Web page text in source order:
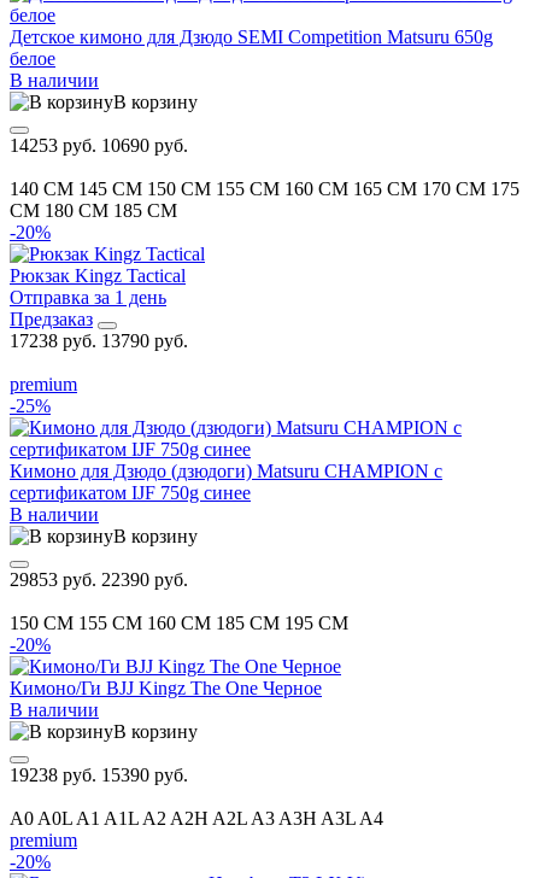
Детское кимоно для Дзюдо SEMI Competition Matsuru 650g
белое
В наличии
В корзину
14253 руб. 10690 руб.
140 CM 145 CM 150 CM 155 CM 160 CM 165 CM 170 CM 175
CM 180 CM 185 CM
-20%
Рюкзак Kingz Tactical
Отправка за 1 день
Предзаказ
17238 руб. 13790 руб.
premium
-25%
Кимоно для Дзюдо (дзюдоги) Matsuru CHAMPION с
сертификатом IJF 750g синее
В наличии
В корзину
29853 руб. 22390 руб.
150 CM 155 CM 160 CM 185 CM 195 CM
-20%
Кимоно/Ги BJJ Kingz The One Черное
В наличии
В корзину
19238 руб. 15390 руб.
A0 A0L A1 A1L A2 A2H A2L A3 A3H A3L A4
premium
-20%